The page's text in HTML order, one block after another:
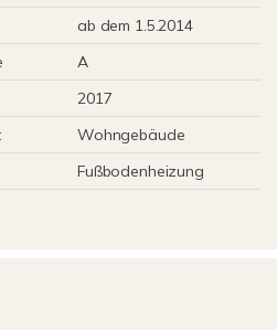
ab dem 1.5.2014
A
2017
Wohngebäude
Fußbodenheizung